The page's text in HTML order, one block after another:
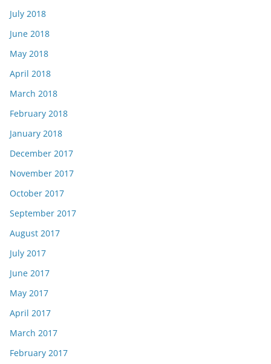
July 2018
June 2018
May 2018
April 2018
March 2018
February 2018
January 2018
December 2017
November 2017
October 2017
September 2017
August 2017
July 2017
June 2017
May 2017
April 2017
March 2017
February 2017